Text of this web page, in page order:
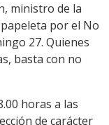
ministro de la
por el No
27. Quienes
basta con no
horas a las
de carácter